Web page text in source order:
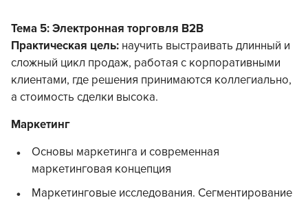
Тема 5: Электронная торговля B2B
Практическая цель: научить выстраивать длинный и
сложный цикл продаж, работая с корпоративными
клиентами, где решения принимаются коллегиально,
а стоимость сделки высока.
Маркетинг
Основы маркетинга и современная
маркетинговая концепция
Маркетинговые исследования. Сегментирование